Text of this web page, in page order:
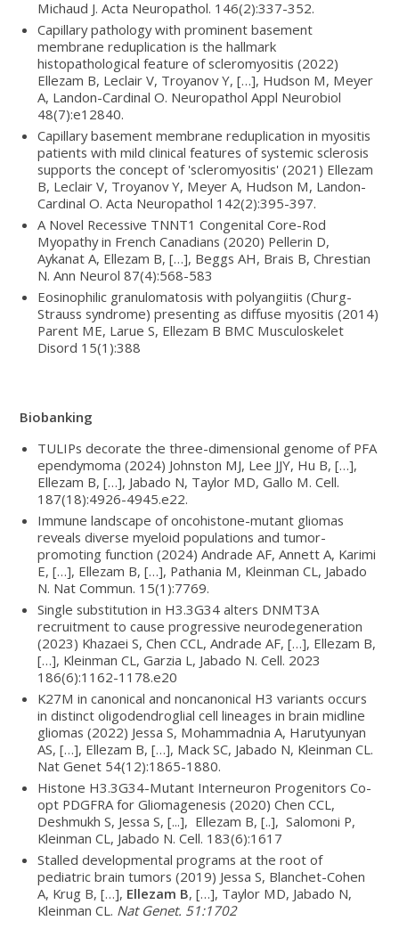
Michaud J. Acta Neuropathol. 146(2):337-352.
Capillary pathology with prominent basement
membrane reduplication is the hallmark
histopathological feature of scleromyositis (2022)
Ellezam B, Leclair V, Troyanov Y, […], Hudson M, Meyer
A, Landon-Cardinal O. Neuropathol Appl Neurobiol
48(7):e12840.
Capillary basement membrane reduplication in myositis
patients with mild clinical features of systemic sclerosis
supports the concept of 'scleromyositis' (2021) Ellezam
B, Leclair V, Troyanov Y, Meyer A, Hudson M, Landon-
Cardinal O. Acta Neuropathol 142(2):395-397.
A Novel Recessive TNNT1 Congenital Core-Rod
Myopathy in French Canadians (2020) Pellerin D,
Aykanat A, Ellezam B, […], Beggs AH, Brais B, Chrestian
N. Ann Neurol 87(4):568-583
Eosinophilic granulomatosis with polyangiitis (Churg-
Strauss syndrome) presenting as diffuse myositis (2014)
Parent ME, Larue S, Ellezam B BMC Musculoskelet
Disord 15(1):388
Biobanking
TULIPs decorate the three-dimensional genome of PFA
ependymoma (2024) Johnston MJ, Lee JJY, Hu B, […],
Ellezam B, […], Jabado N, Taylor MD, Gallo M. Cell.
187(18):4926-4945.e22.
Immune landscape of oncohistone-mutant gliomas
reveals diverse myeloid populations and tumor-
promoting function (2024) Andrade AF, Annett A, Karimi
E, […], Ellezam B, […], Pathania M, Kleinman CL, Jabado
N. Nat Commun. 15(1):7769.
Single substitution in H3.3G34 alters DNMT3A
recruitment to cause progressive neurodegeneration
(2023) Khazaei S, Chen CCL, Andrade AF, […], Ellezam B,
[…], Kleinman CL, Garzia L, Jabado N. Cell. 2023
186(6):1162-1178.e20
K27M in canonical and noncanonical H3 variants occurs
in distinct oligodendroglial cell lineages in brain midline
gliomas (2022) Jessa S, Mohammadnia A, Harutyunyan
AS, […], Ellezam B, […], Mack SC, Jabado N, Kleinman CL.
Nat Genet 54(12):1865-1880.
Histone H3.3G34-Mutant Interneuron Progenitors Co-
opt PDGFRA for Gliomagenesis (2020) Chen CCL,
Deshmukh S, Jessa S, [...], Ellezam B, [..], Salomoni P,
Kleinman CL, Jabado N. Cell. 183(6):1617
Stalled developmental programs at the root of
pediatric brain tumors (2019) Jessa S, Blanchet-Cohen
A, Krug B, […], Ellezam B, […], Taylor MD, Jabado N,
Kleinman CL. Nat Genet. 51:1702